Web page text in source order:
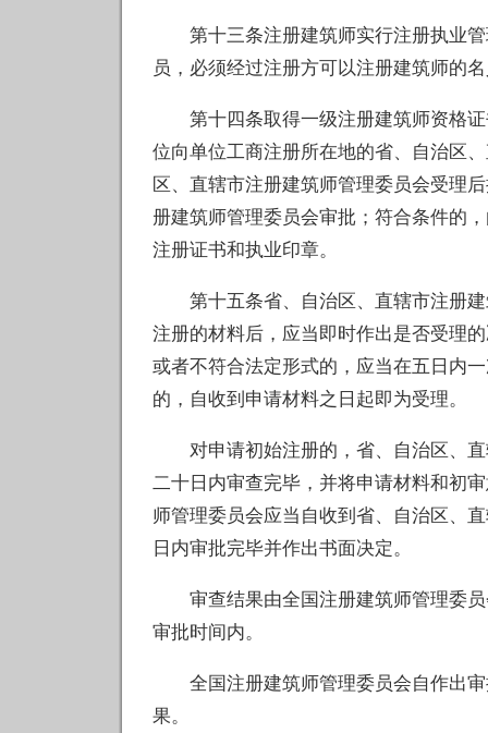
第十三条注册建筑师实行注册执业管
员，必须经过注册方可以注册建筑师的
第十四条取得一级注册建筑师资格证
位向单位工商注册所在地的省、自治区
区、直辖市注册建筑师管理委员会受理
册建筑师管理委员会审批；符合条件的
注册证书和执业印章。
第十五条省、自治区、直辖市注册建
注册的材料后，应当即时作出是否受理
或者不符合法定形式的，应当在五日内
的，自收到申请材料之日起即为受理。
对申请初始注册的，省、自治区、直
二十日内审查完毕，并将申请材料和初
师管理委员会应当自收到省、自治区、
日内审批完毕并作出书面决定。
审查结果由全国注册建筑师管理委员
审批时间内。
全国注册建筑师管理委员会自作出审
果。